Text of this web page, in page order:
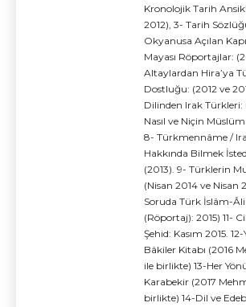
Kronolojik Tarih
2012), 3- Tarih
Okyanusa Açılan
Mayası Röportajlar:
Altaylardan Hira’ya
Dostluğu: (2012 ve
Dilinden Irak Türkleri:
Nasıl ve Niçin
8- Türkmennâme /
Hakkında Bilmek
(2013). 9- Türklerin
(Nisan 2014 ve Nisan
Soruda Türk İslâm-
(Röportaj): 2015) 11-
Şehid: Kasım 2015.
Bâkiler Kitabı (2016
ile birlikte) 13-Her
Karabekir (2017
birlikte) 14-Dil ve